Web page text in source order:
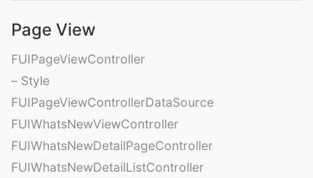
Page View
FUIPageViewController
– Style
FUIPageViewControllerDataSource
FUIWhatsNewViewController
FUIWhatsNewDetailPageController
FUIWhatsNewDetailListController